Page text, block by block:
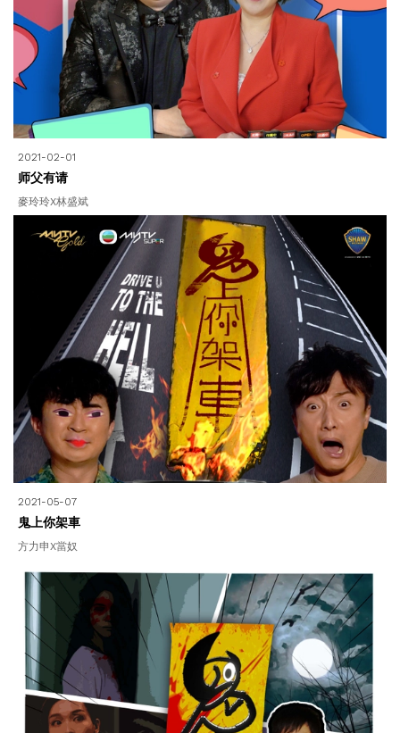
2021-02-01
师父有请
麥玲玲X林盛斌
2021-05-07
鬼上你架車
方力申X當奴